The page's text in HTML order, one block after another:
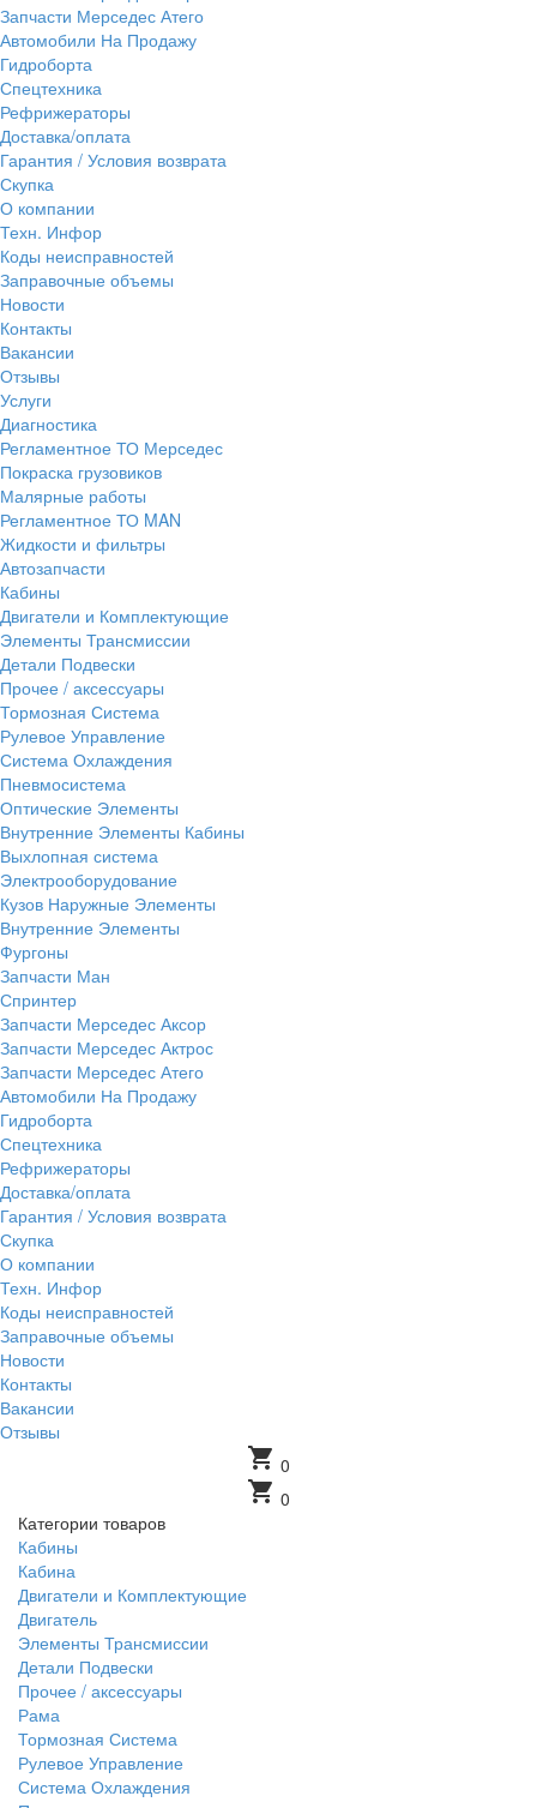
Запчасти Мерседес Атего
Автомобили На Продажу
Гидроборта
Спецтехника
Рефрижераторы
Доставка/оплата
Гарантия / Условия возврата
Скупка
О компании
Техн. Инфор
Коды неисправностей
Заправочные объемы
Новости
Контакты
Вакансии
Отзывы
Услуги
Диагностика
Регламентное ТО Мерседес
Покраска грузовиков
Малярные работы
Регламентное ТО MAN
Жидкости и фильтры
Автозапчасти
Кабины
Двигатели и Комплектующие
Элементы Трансмиссии
Детали Подвески
Прочее / аксессуары
Тормозная Система
Рулевое Управление
Система Охлаждения
Пневмосистема
Оптические Элементы
Внутренние Элементы Кабины
Выхлопная система
Электрооборудование
Кузов Наружные Элементы
Внутренние Элементы
Фургоны
Запчасти Ман
Спринтер
Запчасти Мерседес Аксор
Запчасти Мерседес Актрос
Запчасти Мерседес Атего
Автомобили На Продажу
Гидроборта
Спецтехника
Рефрижераторы
Доставка/оплата
Гарантия / Условия возврата
Скупка
О компании
Техн. Инфор
Коды неисправностей
Заправочные объемы
Новости
Контакты
Вакансии
Отзывы
shopping_cart 0
shopping_cart 0
Категории товаров
Кабины
Кабина
Двигатели и Комплектующие
Двигатель
Элементы Трансмиссии
Детали Подвески
Прочее / аксессуары
Рама
Тормозная Система
Рулевое Управление
Система Охлаждения